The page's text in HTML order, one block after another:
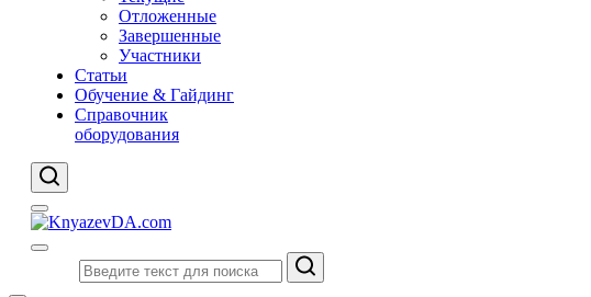
Отложенные
Завершенные
Участники
Статьи
Обучение & Гайдинг
Справочник
оборудования
Поиск